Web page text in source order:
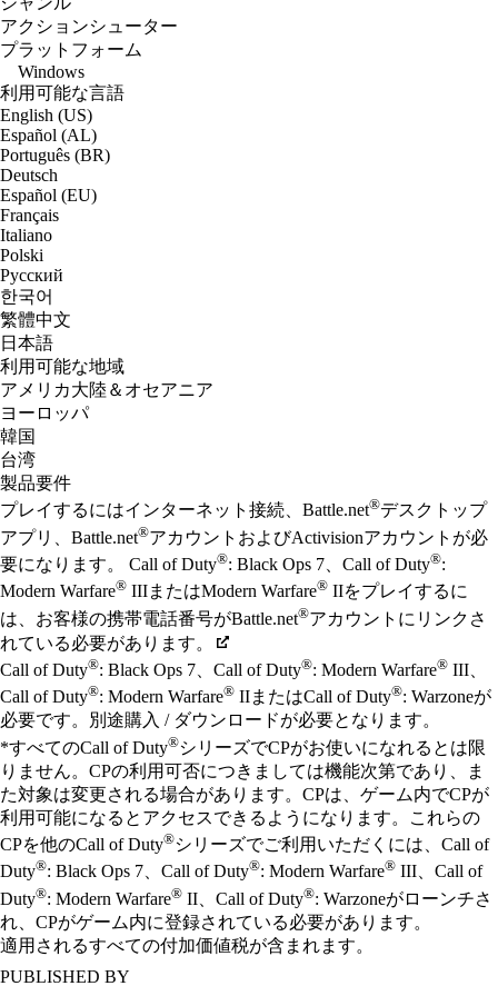
アクションシューター
プラットフォーム
Windows
利用可能な言語
English (US)
Español (AL)
Português (BR)
Deutsch
Español (EU)
Français
Italiano
Polski
Русский
한국어
繁體中文
日本語
利用可能な地域
アメリカ大陸＆オセアニア
ヨーロッパ
韓国
台湾
製品要件
プレイするにはインターネット接続、Battle.net®デスクトップ
アプリ、Battle.net®アカウントおよびActivisionアカウントが必
要になります。 Call of Duty®: Black Ops 7、Call of Duty®:
Modern Warfare® IIIまたはModern Warfare® IIをプレイするに
は、お客様の携帯電話番号がBattle.net®アカウントにリンクさ
れている必要があります。
Call of Duty®: Black Ops 7、Call of Duty®: Modern Warfare® III、
Call of Duty®: Modern Warfare® IIまたはCall of Duty®: Warzoneが
必要です。別途購入 / ダウンロードが必要となります。
*すべてのCall of Duty®シリーズでCPがお使いになれるとは限
りません。CPの利用可否につきましては機能次第であり、ま
た対象は変更される場合があります。CPは、ゲーム内でCPが
利用可能になるとアクセスできるようになります。これらの
CPを他のCall of Duty®シリーズでご利用いただくには、Call of
Duty®: Black Ops 7、Call of Duty®: Modern Warfare® III、Call of
Duty®: Modern Warfare® II、Call of Duty®: Warzoneがローンチさ
れ、CPがゲーム内に登録されている必要があります。
適用されるすべての付加価値税が含まれます。
PUBLISHED BY